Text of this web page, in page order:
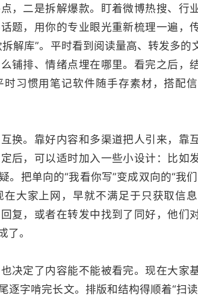
，二是拆解爆款。盯着微博热搜、行
题，用你的专业眼光重新梳理一遍，
解库”。平时看到阅读量高、转发多的
铺排、情绪点埋在哪里。看完之后，
习惯用笔记软件随手存素材，搭配
换。靠好内容和多渠道把人引来，靠
后，可以适时加入一些小设计：比如
。把单向的“我看你写”变成双向的“我
在大家上网，早就不满足于只获取信
复，或者在转发中找到了同好，他们
了。
决定了内容能不能被看完。现在大家
逐字啃完长文。排版和结构得顺着“扫